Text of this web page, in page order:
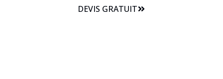
DEVIS GRATUIT